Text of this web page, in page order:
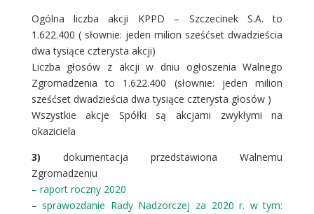
Ogólna liczba akcji KPPD – Szczecinek S.A. to
1.622.400 ( słownie: jeden milion sześćset dwadzieścia
dwa tysiące czterysta akcji)
Liczba głosów z akcji w dniu ogłoszenia Walnego
Zgromadzenia to 1.622.400 (słownie: jeden milion
sześćset dwadzieścia dwa tysiące czterysta głosów )
Wszystkie akcje Spółki są akcjami zwykłymi na
okaziciela
3) dokumentacja przedstawiona Walnemu
Zgromadzeniu
– raport roczny 2020
–sprawozdanie Rady Nadzorczej za 2020 r. w tym: